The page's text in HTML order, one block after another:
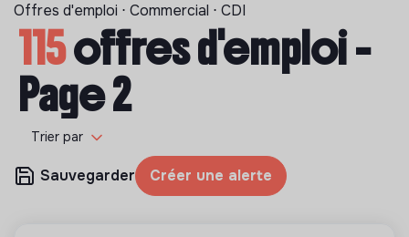
Offres d'emploi ⋅ Commercial ⋅ CDI
115offres d'emploi -
Page 2
Trier par
Sauvegarder Créer une alerte